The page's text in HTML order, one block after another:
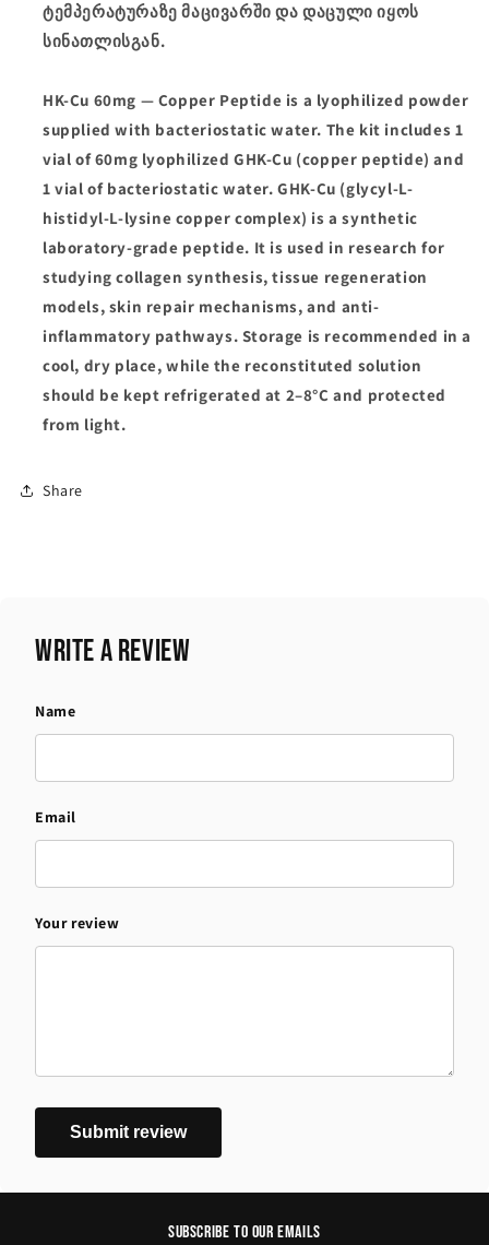
ტემპერატურაზე მაცივარში და დაცული იყოს
სინათლისგან.
HK-Cu 60mg — Copper Peptide is a lyophilized powder
supplied with bacteriostatic water. The kit includes 1
vial of 60mg lyophilized GHK-Cu (copper peptide) and
1 vial of bacteriostatic water. GHK-Cu (glycyl-L-
histidyl-L-lysine copper complex) is a synthetic
laboratory-grade peptide. It is used in research for
studying collagen synthesis, tissue regeneration
models, skin repair mechanisms, and anti-
inflammatory pathways. Storage is recommended in a
cool, dry place, while the reconstituted solution
should be kept refrigerated at 2–8°C and protected
from light.
Share
Write a review
Name
Email
Your review
Submit review
Subscribe to our emails